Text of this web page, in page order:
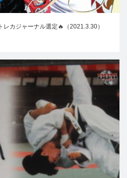
レカジャーナル選定🔥（2021.3.30）